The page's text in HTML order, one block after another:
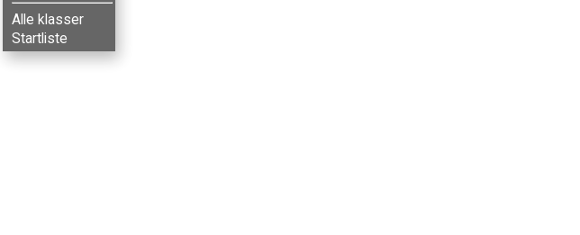
Alle klasser
Startliste